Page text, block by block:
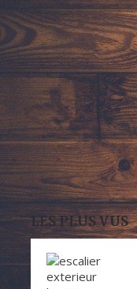
LES PLUS VUS